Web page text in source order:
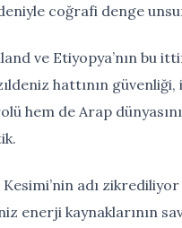
coğrafi denge
ve Etiyopya’nın bu
hattının
hem de Arap
adı
enerji kaynaklarının